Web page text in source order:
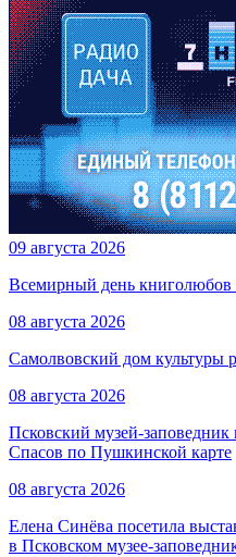
09 августа 2026
Всемирный день книголюбов
08 августа 2026
Самолвовский дом культуры
08 августа 2026
Псковский музей-заповедник
Спасов по Пушкинской карте
08 августа 2026
Елена Синёва посетила
в Псковском музее-